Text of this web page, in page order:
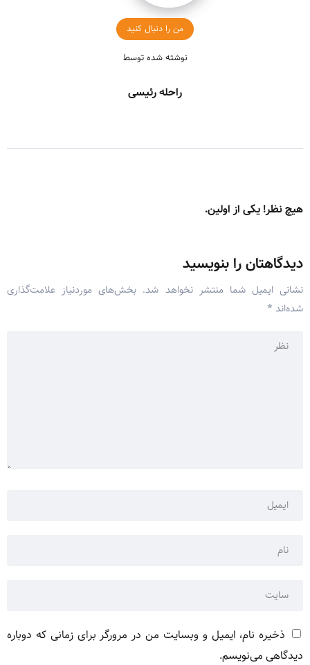
من را دنبال کنید
نوشته شده توسط
راحله رئیسی
هیچ نظر! یکی از اولین.
دیدگاهتان را بنویسید
نشانی ایمیل شما منتشر نخواهد شد. بخش‌های موردنیاز علامت‌گذاری
شده‌اند *
ذخیره نام، ایمیل و وبسایت من در مرورگر برای زمانی که دوباره
دیدگاهی می‌نویسم.